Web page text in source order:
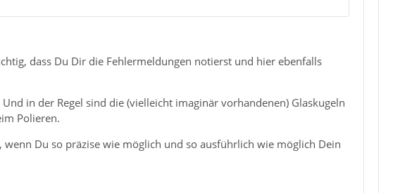
dass Du Dir die Fehlermeldungen notierst und hier ebenfalls
in der Regel sind die (vielleicht imaginär vorhandenen) Glaskugeln
Polieren.
Du so präzise wie möglich und so ausführlich wie möglich Dein